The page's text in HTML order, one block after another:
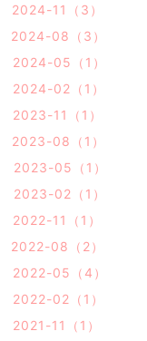
2024-11（3）
2024-08（3）
2024-05（1）
2024-02（1）
2023-11（1）
2023-08（1）
2023-05（1）
2023-02（1）
2022-11（1）
2022-08（2）
2022-05（4）
2022-02（1）
2021-11（1）